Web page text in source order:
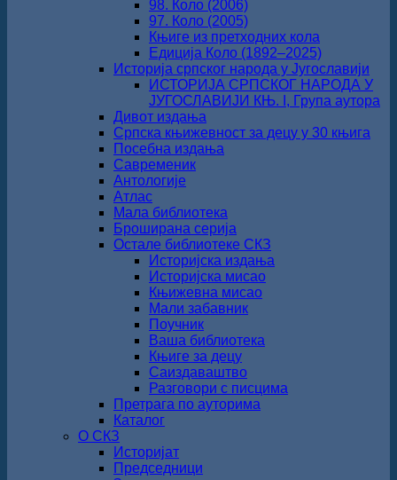
98. Коло (2006)
97. Коло (2005)
Књиге из претходних кола
Едиција Коло (1892‒2025)
Историја српског народа у Југославији
ИСТОРИЈА СРПСКОГ НАРОДА У
ЈУГОСЛАВИЈИ КЊ. I, Група аутора
Дивот издања
Српска књижевност за децу у 30 књига
Посебна издања
Савременик
Антологије
Атлас
Мала библиотека
Броширана серија
Остале библиотеке СКЗ
Историјска издања
Историјска мисао
Књижевна мисао
Мали забавник
Поучник
Ваша библиотека
Књиге за децу
Саиздаваштво
Разговори с писцима
Претрага по ауторима
Каталог
О СКЗ
Историјат
Председници